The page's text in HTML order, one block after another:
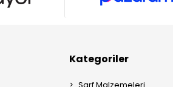
Kategoriler